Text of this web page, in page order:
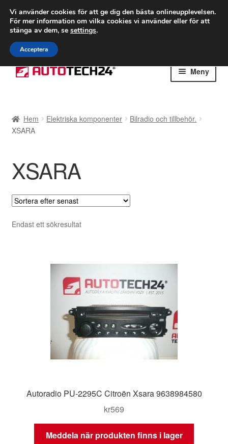
FRAKT från 75 kr
Världsomspännande frakt
Ring 766 924 713
Hoppa
till
Hoppa
till
Meny
Betalningar
Klagomål
Kolla upp
Reklamationsprocedur
Världsomspännande frakt
Villkor
Hem Elektriska komponenter
Bilradio och tillbehör.
XSARA
XSARA
Endast ett sökresultat
Autoradio PU-2295C Citroën Xsara 9638984580
kr569
Meddela när produkten finns i lager
Vi använder cookies för att ge dig den bästa onlineupplevelsen.
För mer information om vilka cookies vi använder eller för att
stänga av dem, se settings.
Acceptera